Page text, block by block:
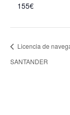
155€
Licencia de
SANTANDER